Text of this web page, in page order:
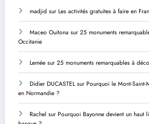
madjid sur Les activités gratuites à faire en
Maceo Ouitona sur 25 monuments
Occitanie
Lemée sur 25 monuments remarquables à
Didier DUCASTELsur Pourquoi le Mont-
en Normandie ?
Rachel sur Pourquoi Bayonne devient un haut